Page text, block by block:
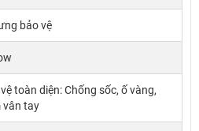
bảo vệ
toàn diện: Chống sốc, ố vàng,
vân tay